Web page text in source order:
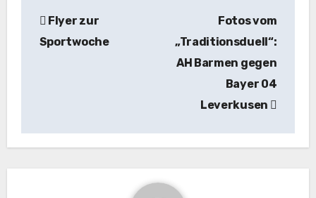
Flyer zur
Sportwoche
Fotos vom
„Traditionsduell“:
AH Barmen gegen
Bayer 04
Leverkusen